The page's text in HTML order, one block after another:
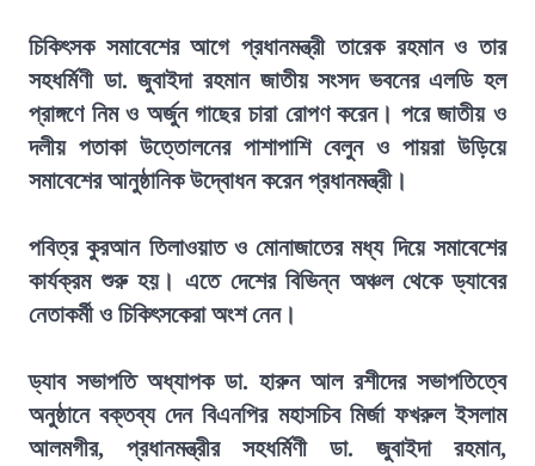
চিকিৎসক সমাবেশের আগে প্রধানমন্ত্রী তারেক রহমান ও তার
সহধর্মিণী ডা. জুবাইদা রহমান জাতীয় সংসদ ভবনের এলডি হল
প্রাঙ্গণে নিম ও অর্জুন গাছের চারা রোপণ করেন। পরে জাতীয় ও
দলীয় পতাকা উত্তোলনের পাশাপাশি বেলুন ও পায়রা উড়িয়ে
সমাবেশের আনুষ্ঠানিক উদ্বোধন করেন প্রধানমন্ত্রী।
পবিত্র কুরআন তিলাওয়াত ও মোনাজাতের মধ্য দিয়ে সমাবেশের
কার্যক্রম শুরু হয়। এতে দেশের বিভিন্ন অঞ্চল থেকে ড্যাবের
নেতাকর্মী ও চিকিৎসকেরা অংশ নেন।
ড্যাব সভাপতি অধ্যাপক ডা. হারুন আল রশীদের সভাপতিত্বে
অনুষ্ঠানে বক্তব্য দেন বিএনপির মহাসচিব মির্জা ফখরুল ইসলাম
আলমগীর, প্রধানমন্ত্রীর সহধর্মিণী ডা. জুবাইদা রহমান,